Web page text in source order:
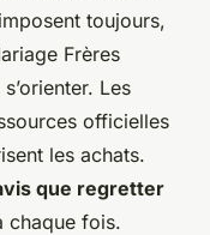
toujours,
Frères
Les
officielles
les achats.
que regretter
chaque fois.